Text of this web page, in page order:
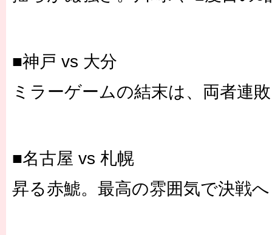
■神戸 vs 大分
ミラーゲームの結末は、両者連
■名古屋 vs 札幌
昇る赤鯱。最高の雰囲気で決戦へ